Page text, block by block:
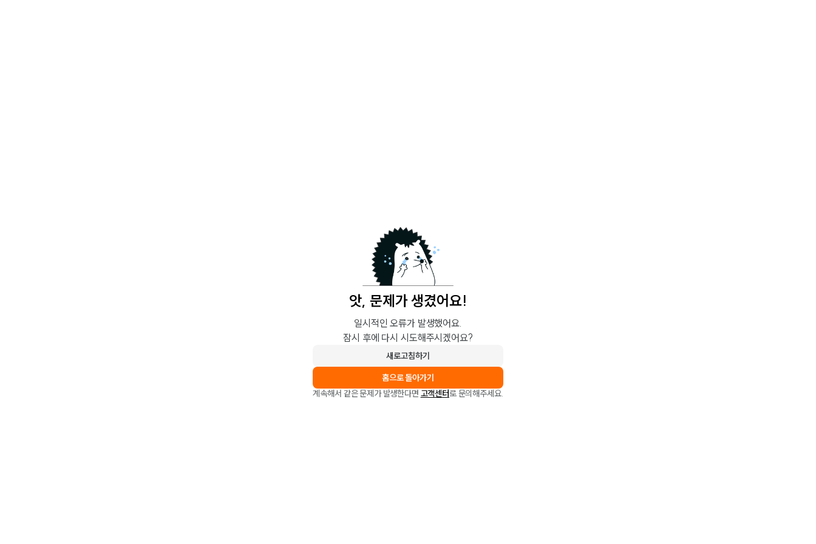
앗, 문제가 생겼어요!
일시적인 오류가 발생했어요.
잠시 후에 다시 시도해주시겠어요?
새로고침하기
홈으로 돌아가기
계속해서 같은 문제가 발생한다면 고객센터로 문의해주세요.